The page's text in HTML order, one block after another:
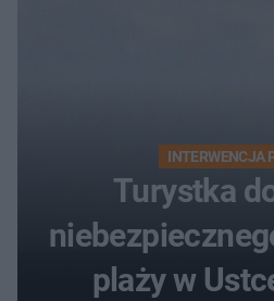
INTERWENCJA
Turystka
plaży w